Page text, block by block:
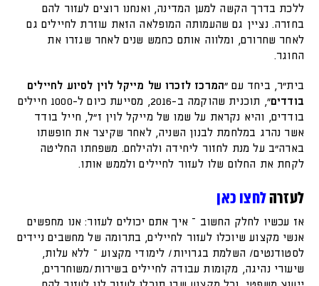
ללכת בדרך הקשה למען המדינה, ואנחנו רוצים לעזור להם
בחזרה. נציין גם שהעמותה המופלאה הזאת עוזרת לחיילים גם
לאחר שחרורם, ומלווה אותם כחמש שנים לאחר שגזרו את
החוגר.
בית"ר, ביחד עם "המרכז לזכרו של מייקל לוין לסיוע לחיילים
בודדים
", תוכנית שהוקמה ב-2016, מסייעת כיום ל-1000 חיילים
בודדים, והיא נקראת על שמו של מייקל לוין ז"ל, חייל בודד
אשר נהרג במלחמת לבנון השניה, לאחר שקיצר את חופשתו
בארה"ב על מנת לחזור ליחידה ולהילחם. משפחתו החליטה
לקחת את החלום שלו לעזור לחיילים ולממש אותו.
לעזרהלחצו כאן
אז עכשיו לחלק החשוב – איך אתם יכולים לעזור: אנו מחפשים
אנשי מקצוע שיוכלו לעזור לחיילים, בתרומה של מחשבים ניידים
לסטודנטים/ השלמת בגרויות/ לימודי מקצוע – ללא עלות,
שיעורי נהיגה, מקומות עבודה לחיילים בשירות/משוחררים,